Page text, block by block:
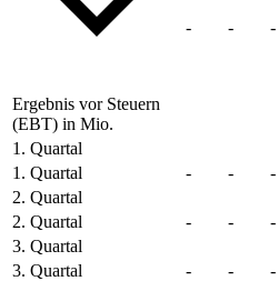
Ergebnis vor Steuern
(EBT) in Mio.
- - -
1. Quartal
1. Quartal
- - -
2. Quartal
2. Quartal
- - -
3. Quartal
3. Quartal
- - -